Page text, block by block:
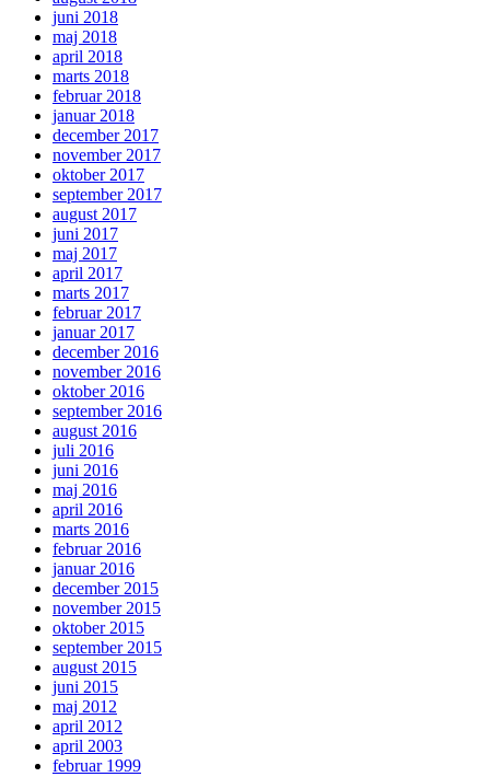
juni 2018
maj 2018
april 2018
marts 2018
februar 2018
januar 2018
december 2017
november 2017
oktober 2017
september 2017
august 2017
juni 2017
maj 2017
april 2017
marts 2017
februar 2017
januar 2017
december 2016
november 2016
oktober 2016
september 2016
august 2016
juli 2016
juni 2016
maj 2016
april 2016
marts 2016
februar 2016
januar 2016
december 2015
november 2015
oktober 2015
september 2015
august 2015
juni 2015
maj 2012
april 2012
april 2003
februar 1999